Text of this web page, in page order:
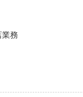
業務